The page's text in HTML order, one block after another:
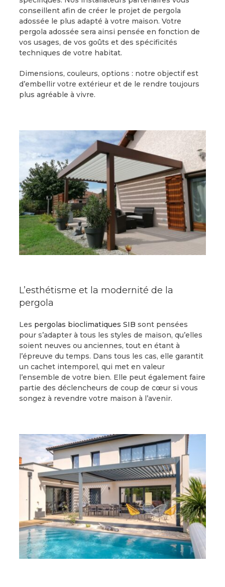
conseillent afin de créer le projet de pergola
adossée le plus adapté à votre maison. Votre
pergola adossée sera ainsi pensée en fonction de
vos usages, de vos goûts et des spécificités
techniques de votre habitat.
Dimensions, couleurs, options : notre objectif est
d’embellir votre extérieur et de le rendre toujours
plus agréable à vivre.
L’esthétisme et la modernité de la
pergola
Les pergolas bioclimatiques SIB sont pensées
pour s’adapter à tous les styles de maison, qu’elles
soient neuves ou anciennes, tout en étant à
l’épreuve du temps. Dans tous les cas, elle garantit
un cachet intemporel, qui met en valeur
l’ensemble de votre bien. Elle peut également faire
partie des déclencheurs de coup de cœur si vous
songez à revendre votre maison à l’avenir.